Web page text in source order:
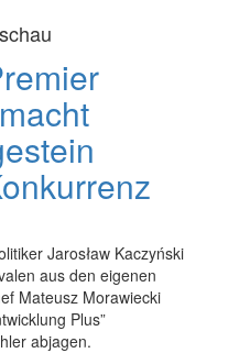
Jarosław Kaczyński
aus den eigenen
Mateusz Morawiecki
Plus”
abjagen.